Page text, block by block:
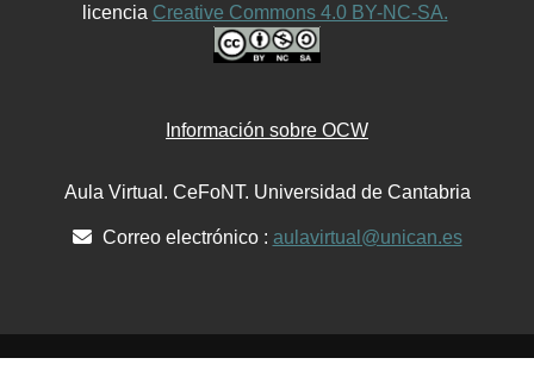
licencia Creative Commons 4.0 BY-NC-SA.
Información sobre OCW
Aula Virtual. CeFoNT. Universidad de Cantabria
Correo electrónico : aulavirtual@unican.es